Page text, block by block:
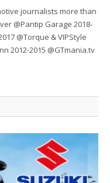
journalists more than
@Pantip Garage 2018-
@Torque & VIPStyle
2012-2015 @GTmania.tv